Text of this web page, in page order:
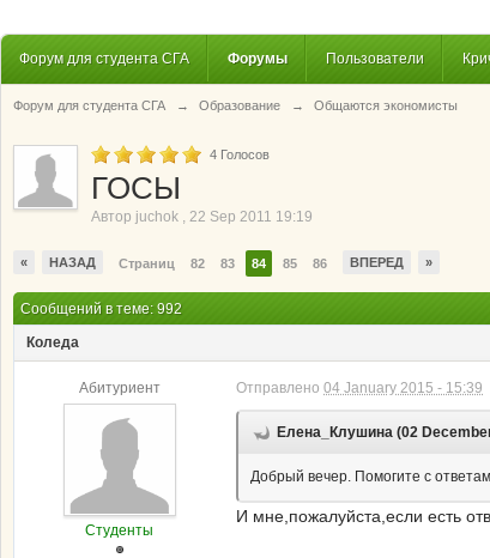
Форум для студента СГА Форумы Пользователи
Форум для студента СГА → Образование → Общаются экономисты
4 Голосов
ГОСЫ
Автор juchok , 22 Sep 2011 19:19
« НАЗАД Страниц 82 83 84 85 86 ВПЕРЕД »
Сообщений в теме: 992
Коледа
Абитуриент
Студенты
Отправлено 04 January 2015 - 15:39
Елена_Клушина (02
Добрый вечер. Помогите с
И мне,пожалуйста,если есть